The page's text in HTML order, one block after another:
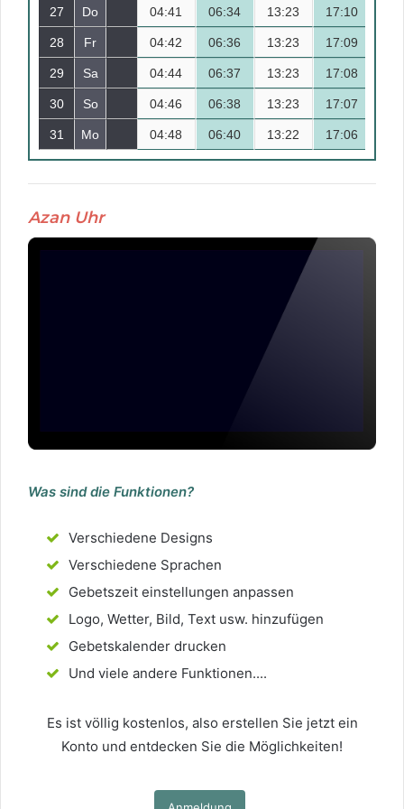
27 Do 14
28 Fr 15
29 Sa 16
30 So 17
31 Mo 18
04:41 06:34 13:23 17:10
04:42 06:36 13:23 17:09
04:44 06:37 13:23 17:08
04:46 06:38 13:23 17:07
04:48 06:40 13:22 17:06
Azan Uhr
Was sind die Funktionen?
Verschiedene Designs
Verschiedene Sprachen
Gebetszeit einstellungen anpassen
Logo, Wetter, Bild, Text usw. hinzufügen
Gebetskalender drucken
Und viele andere Funktionen....
Es ist völlig kostenlos, also erstellen Sie jetzt ein
Konto und entdecken Sie die Möglichkeiten!